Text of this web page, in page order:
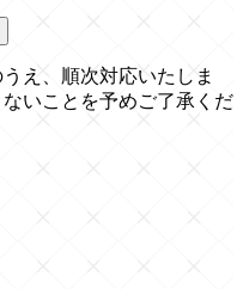
え、順次対応いたしま
いことを予めご了承くだ